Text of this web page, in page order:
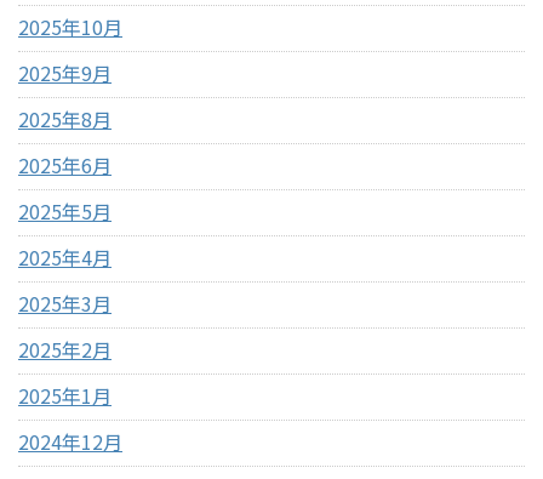
2025年10月
2025年9月
2025年8月
2025年6月
2025年5月
2025年4月
2025年3月
2025年2月
2025年1月
2024年12月